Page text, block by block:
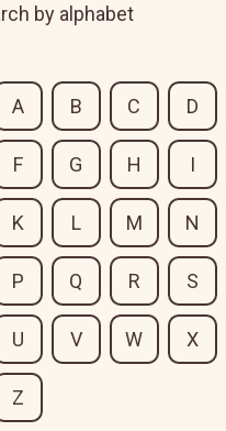
by alphabet
A B C D
F G H I
K L M N
P Q R S
U V W X
Z